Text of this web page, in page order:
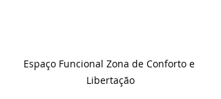
Espaço Funcional Zona de Conforto e
Libertação